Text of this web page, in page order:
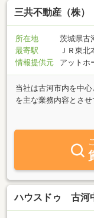
三共不動産（株）
所在地
茨城県古
最寄駅
ＪＲ東北
情報提供元
アットホ
当社は古河市内を中
を主な業務内容とさ
着会社です。不動産
スタッフも在中して
ハウスドゥ 古河